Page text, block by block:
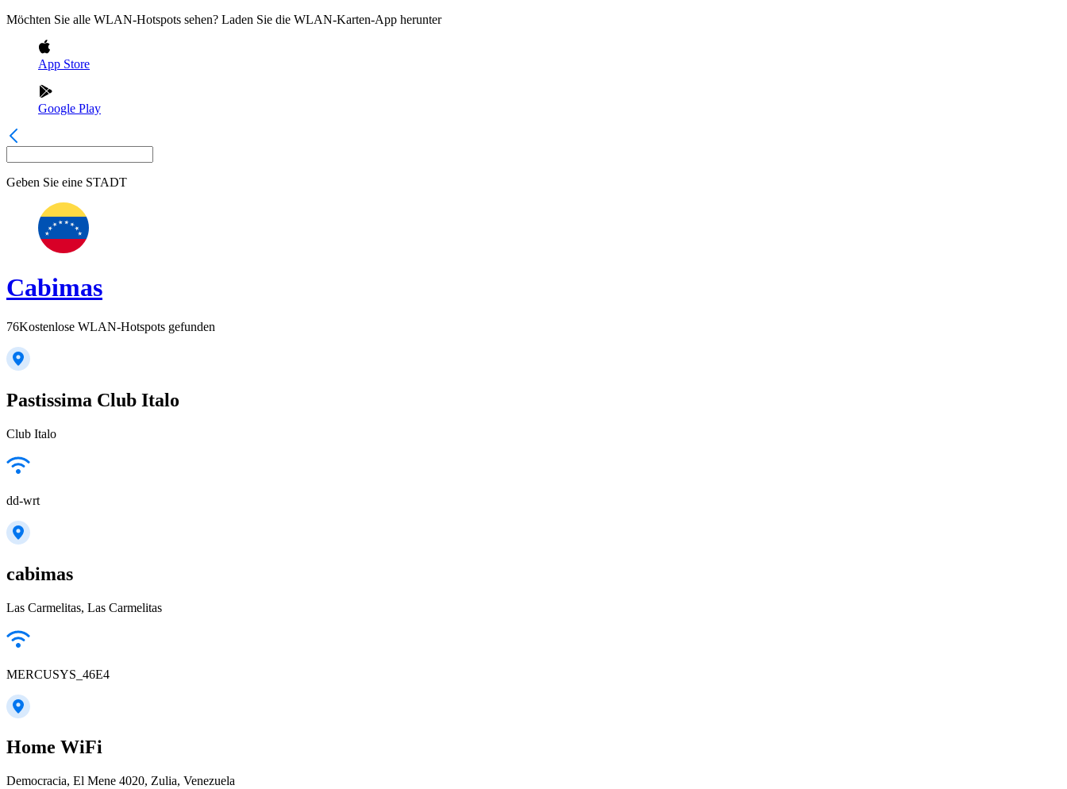
Möchten Sie alle WLAN-Hotspots sehen? Laden Sie die WLAN-Karten-App herunter
App Store
Google Play
Geben Sie eine STADT
Cabimas
76Kostenlose WLAN-Hotspots gefunden
Pastissima Club Italo
Club Italo
dd-wrt
cabimas
Las Carmelitas, Las Carmelitas
MERCUSYS_46E4
Home WiFi
Democracia, El Mene 4020, Zulia, Venezuela